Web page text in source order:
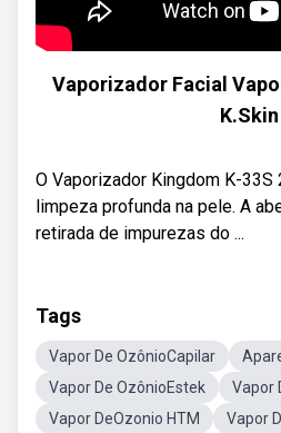
Vaporizador Facial
K.Skin
O Vaporizador Kingdom K-33S
limpeza profunda na pele. A
retirada de impurezas do ...
Tags
Vapor De OzônioCapilar
Vapor De OzônioEstek
Vapor
Vapor DeOzonio HTM
Vapor